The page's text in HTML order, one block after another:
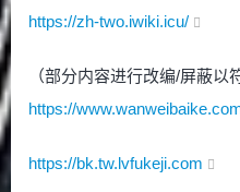
https://zh-two.iwiki.icu/
（部分内容进行改编/屏蔽以
https://
https://bk.tw.lvfukeji.com